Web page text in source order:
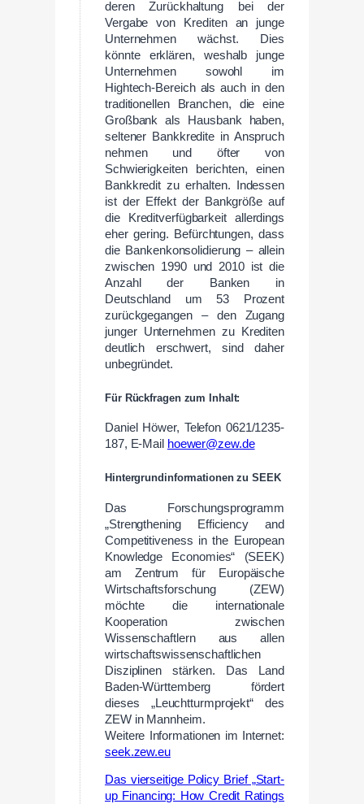
deren Zurückhaltung bei der
Vergabe von Krediten an junge
Unternehmen wächst. Dies
könnte erklären, weshalb junge
Unternehmen sowohl im
Hightech-Bereich als auch in den
traditionellen Branchen, die eine
Großbank als Hausbank haben,
seltener Bankkredite in Anspruch
nehmen und öfter von
Schwierigkeiten berichten, einen
Bankkredit zu erhalten. Indessen
ist der Effekt der Bankgröße auf
die Kreditverfügbarkeit allerdings
eher gering. Befürchtungen, dass
die Bankenkonsolidierung – allein
zwischen 1990 und 2010 ist die
Anzahl der Banken in
Deutschland um 53 Prozent
zurückgegangen – den Zugang
junger Unternehmen zu Krediten
deutlich erschwert, sind daher
unbegründet.
Für Rückfragen zum Inhalt:
Daniel Höwer, Telefon 0621/1235-
187, E-Mail hoewer@zew.de
Hintergrundinformationen zu SEEK
Das Forschungsprogramm
„Strengthening Efficiency and
Competitiveness in the European
Knowledge Economies“ (SEEK)
am Zentrum für Europäische
Wirtschaftsforschung (ZEW)
möchte die internationale
Kooperation zwischen
Wissenschaftlern aus allen
wirtschaftswissenschaftlichen
Disziplinen stärken. Das Land
Baden-Württemberg fördert
dieses „Leuchtturmprojekt“ des
ZEW in Mannheim.
Weitere Informationen im Internet:
seek.zew.eu
Das vierseitige Policy Brief „Start-
up Financing: How Credit Ratings